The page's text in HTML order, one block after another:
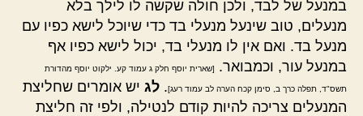
במנעל של לבד, ולכן חולה שקשה לו לילך בלא
מנעלים, טוב שינעל מנעלי בד כדי שיוכל לישא כפיו עם
מנעל בד. ואם אין לו מנעלי בד, יכול לישא כפיו אף
במנעל עור, וכמבואר.
[שארית יוסף חלק ג עמוד קע. ילקוט יוסף מהדורת
תשס"ד, תפלה כרך ב, סימן קכח הערה לב עמוד רעג]. לג יש אומרים שחליצת
המנעלים צריכה להיות קודם לנטילה, ולפי זה חליצת